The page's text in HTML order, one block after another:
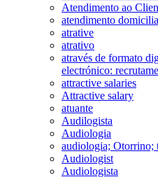
Atendimento ao
atendimento
atrative
atrativo
através de formato
electrónico:
attractive salaries
Attractive salary
atuante
Audilogista
Audiologia
audiologia; Otorrino;
Audiologist
Audiologista